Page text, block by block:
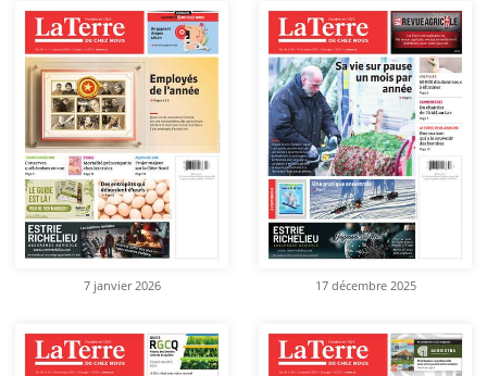
7 janvier 2026 17 décembre 2025